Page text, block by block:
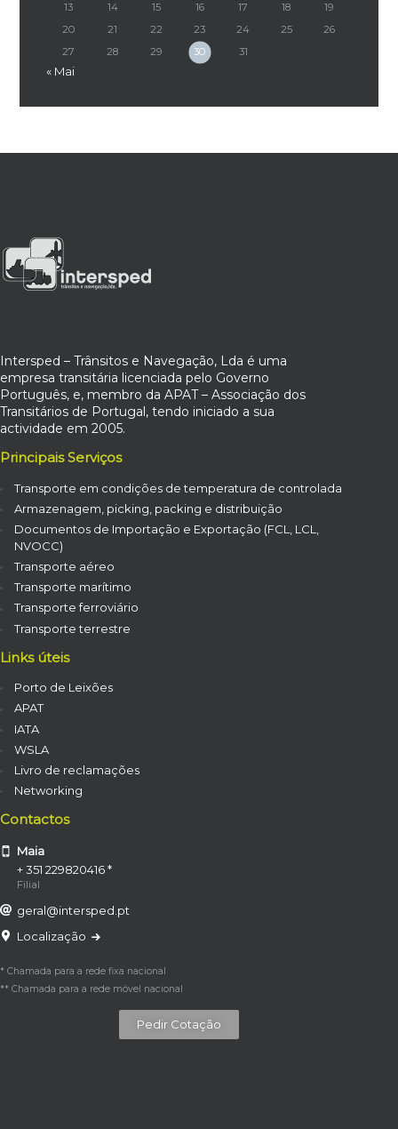
13
14 15 16 17 18
19
20
21 22 23 24 25
26
27
28 29 30 31
« Mai
Intersped – Trânsitos e Navegação, Lda é uma
empresa transitária licenciada pelo Governo
Português, e, membro da APAT – Associação dos
Transitários de Portugal, tendo iniciado a sua
actividade em 2005.
Principais Serviços
Transporte em condições de temperatura de controlada
Armazenagem, picking, packing e distribuição
Documentos de Importação e Exportação (FCL, LCL,
NVOCC)
Transporte aéreo
Transporte marítimo
Transporte ferroviário
Transporte terrestre
Links úteis
Porto de Leixões
APAT
IATA
WSLA
Livro de reclamações
Networking
Contactos
Maia
+ 351 229820416 *
Filial
geral@intersped.pt
Localização
* Chamada para a rede fixa nacional
** Chamada para a rede móvel nacional
Pedir Cotação